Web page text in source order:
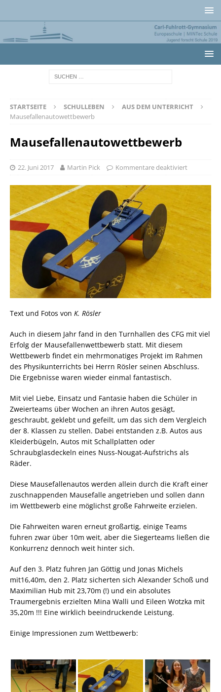
STARTSEITE SCHULLEBEN
AUS DEM UNTERRICHT
Mausefallenautowettbewerb
Mausefallenautowettbewerb
22. Juni 2017 Martin Pick Kommentare deaktiviert
Text und Fotos von K. Rösler
Auch in diesem Jahr fand in den Turnhallen des CFG mit viel
Erfolg der Mausefallenwettbewerb statt. Mit diesem
Wettbewerb findet ein mehrmonatiges Projekt im Rahmen
des Physikunterrichts bei Herrn Rösler seinen Abschluss.
Die Ergebnisse waren wieder einmal fantastisch.
Mit viel Liebe, Einsatz und Fantasie haben die Schüler in
Zweierteams über Wochen an ihren Autos gesägt,
geschraubt, geklebt und gefeilt, um das sich dem Vergleich
der 8. Klassen zu stellen. Dabei entstanden z.B. Autos aus
Kleiderbügeln, Autos mit Schallplatten oder
Schraubglasdeckeln eines Nuss-Nougat-Aufstrichs als
Räder.
Diese Mausefallenautos werden allein durch die Kraft einer
zuschnappenden Mausefalle angetrieben und sollen dann
im Wettbewerb eine möglichst große Fahrweite erzielen.
Die Fahrweiten waren erneut großartig, einige Teams
fuhren zwar über 10m weit, aber die Siegerteams ließen die
Konkurrenz dennoch weit hinter sich.
Auf den 3. Platz fuhren Jan Göttig und Jonas Michels
mit16,40m, den 2. Platz sicherten sich Alexander Schoß und
Maximilian Hub mit 23,70m (!) und ein absolutes
Traumergebnis erzielten Mina Walli und Eileen Wotzka mit
35,20m !!! Eine wirklich beeindruckende Leistung.
Einige Impressionen zum Wettbewerb: